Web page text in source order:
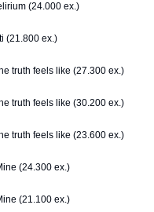
(24.000 ex.)
(21.800 ex.)
truth feels like (27.300 ex.)
truth feels like (30.200 ex.)
truth feels like (23.600 ex.)
(24.300 ex.)
(21.100 ex.)